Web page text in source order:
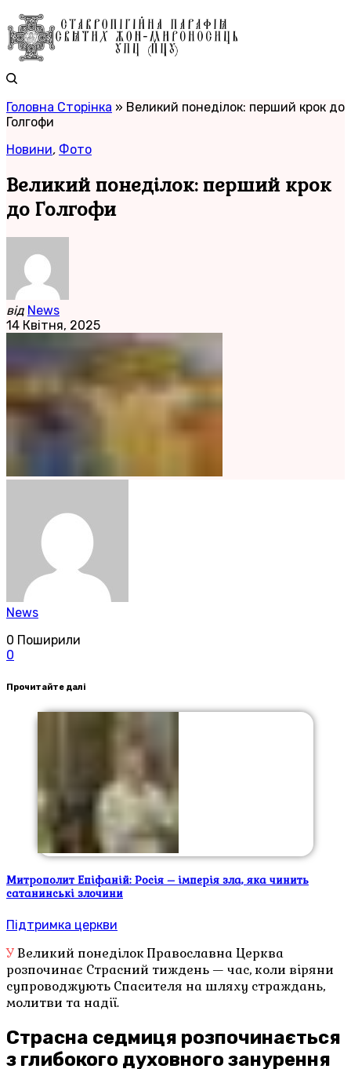
Головна Сторінка » Великий понеділок: перший крок до
Голгофи
Новини, Фото
Великий понеділок: перший крок
до Голгофи
від News
14 Квітня, 2025
News
0 Поширили
0
Прочитайте далі
Митрополит Епіфаній: Росія – імперія зла, яка чинить
сатанинські злочини
Підтримка церкви
У Великий понеділок Православна Церква
розпочинає Страсний тиждень — час, коли віряни
супроводжують Спасителя на шляху страждань,
молитви та надії.
Страсна седмиця розпочинається
з глибокого духовного занурення